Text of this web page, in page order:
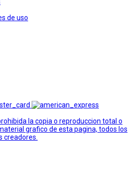
de uso
la copia o reproduccion total o
grafico de esta pagina, todos los
creadores.